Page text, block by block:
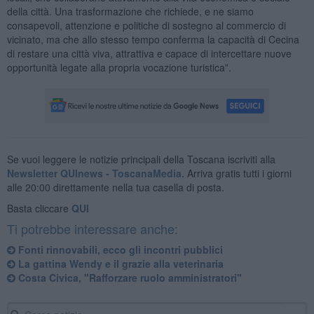
della città. Una trasformazione che richiede, e ne siamo
consapevoli, attenzione e politiche di sostegno al commercio di
vicinato, ma che allo stesso tempo conferma la capacità di Cecina
di restare una città viva, attrattiva e capace di intercettare nuove
opportunità legate alla propria vocazione turistica”.
Se vuoi leggere le notizie principali della Toscana iscriviti alla
Newsletter QUInews - ToscanaMedia. Arriva gratis tutti i giorni
alle 20:00 direttamente nella tua casella di posta.
Basta cliccare QUI
Ti potrebbe interessare anche:
Fonti rinnovabili, ecco gli incontri pubblici
La gattina Wendy e il grazie alla veterinaria
Costa Civica, "Rafforzare ruolo amministratori"